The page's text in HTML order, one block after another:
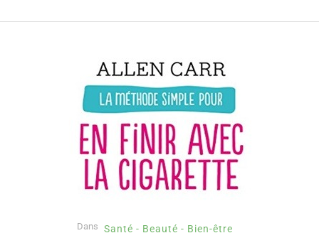
Dans Santé - Beauté - Bien-être